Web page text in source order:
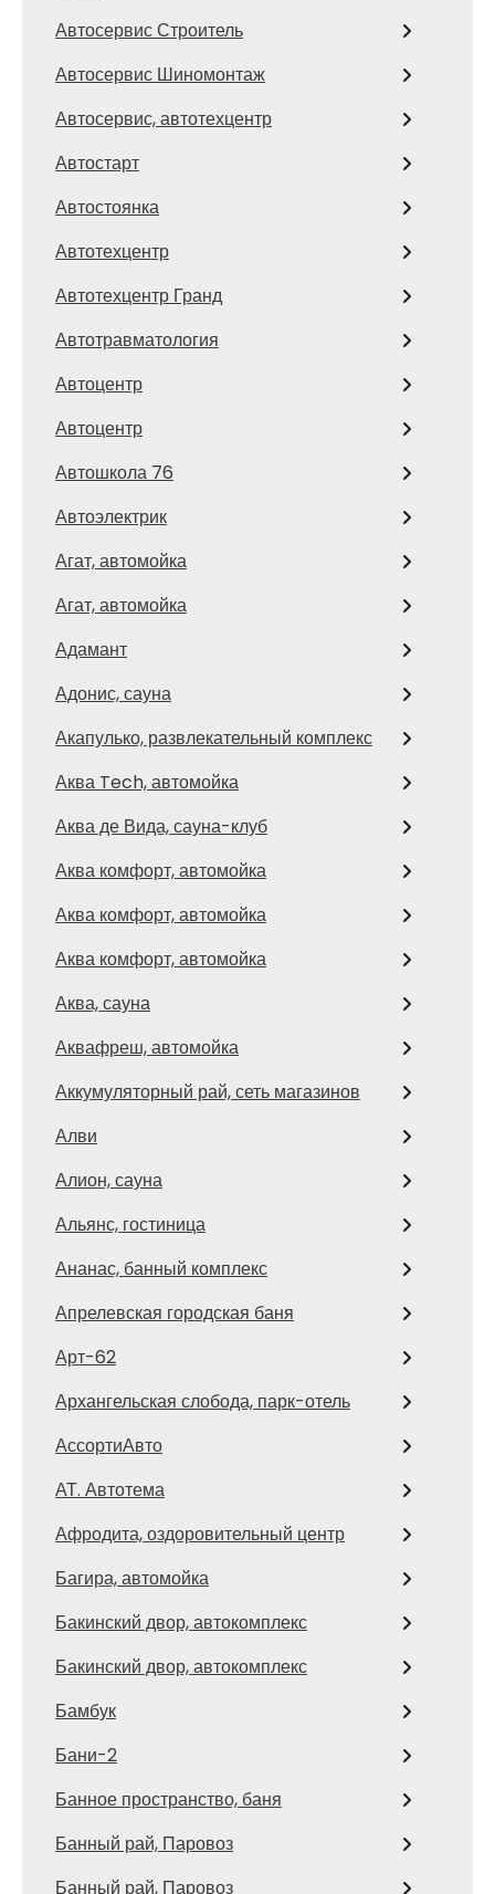
Автосервис Строитель
Автосервис Шиномонтаж
Автосервис, автотехцентр
Автостарт
Автостоянка
Автотехцентр
Автотехцентр Гранд
Автотравматология
Автоцентр
Автоцентр
Автошкола 76
Автоэлектрик
Агат, автомойка
Агат, автомойка
Адамант
Адонис, сауна
Акапулько, развлекательный комплекс
Аква Tech, автомойка
Аква де Вида, сауна-клуб
Аква комфорт, автомойка
Аква комфорт, автомойка
Аква комфорт, автомойка
Аква, сауна
Аквафреш, автомойка
Аккумуляторный рай, сеть магазинов
Алви
Алион, сауна
Альянс, гостиница
Ананас, банный комплекс
Апрелевская городская баня
Арт-62
Архангельская слобода, парк-отель
АссортиАвто
АТ. Автотема
Афродита, оздоровительный центр
Багира, автомойка
Бакинский двор, автокомплекс
Бакинский двор, автокомплекс
Бамбук
Бани-2
Банное пространство, баня
Банный рай, Паровоз
Банный рай, Паровоз